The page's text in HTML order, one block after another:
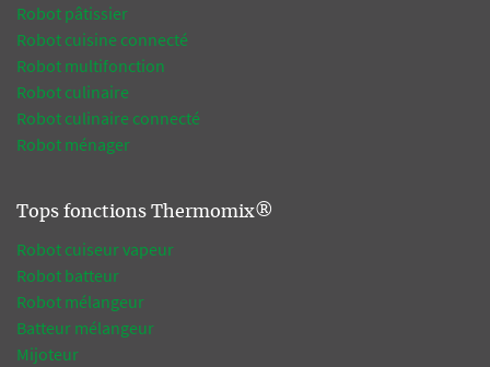
Robot pâtissier
Robot cuisine connecté
Robot multifonction
Robot culinaire
Robot culinaire connecté
Robot ménager
Tops fonctions Thermomix®
Robot cuiseur vapeur
Robot batteur
Robot mélangeur
Batteur mélangeur
Mijoteur